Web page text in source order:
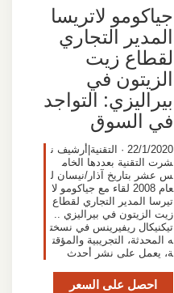
جياكومو لاتريسا
المدير التجاري
لقطاع زيت
الزيتون في
بيراليزي: التواجد
في السوق
22/1/2020 · التقنية|أرشيف ن
شرت التقنية بعددها الخام
س عشر بتاريخ آذار/نيسان ل
عام 2008 لقاء مع جياكومو لا
تيرسا المدير التجاري لقطاع
زيت الزيتون في بيراليزي ..
تيكنيكال ريفيرينس في نسخت
ه المحدثة، التجريبية والمؤقت
ة، يعمل على نشر أحدث
احصل على السعر